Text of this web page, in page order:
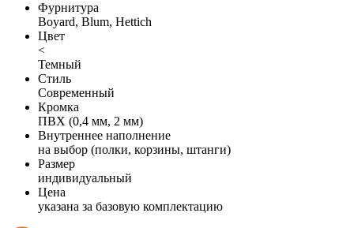
Фурнитура
Boyard, Blum, Hettich
Цвет
<
Темный
Стиль
Современный
Кромка
ПВХ (0,4 мм, 2 мм)
Внутреннее наполнение
на выбор (полки, корзины, штанги)
Размер
индивидуальный
Цена
указана за базовую комплектацию